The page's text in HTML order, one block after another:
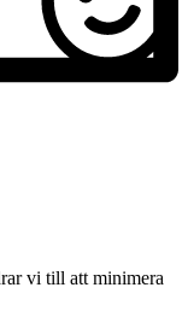
vi till att minimera